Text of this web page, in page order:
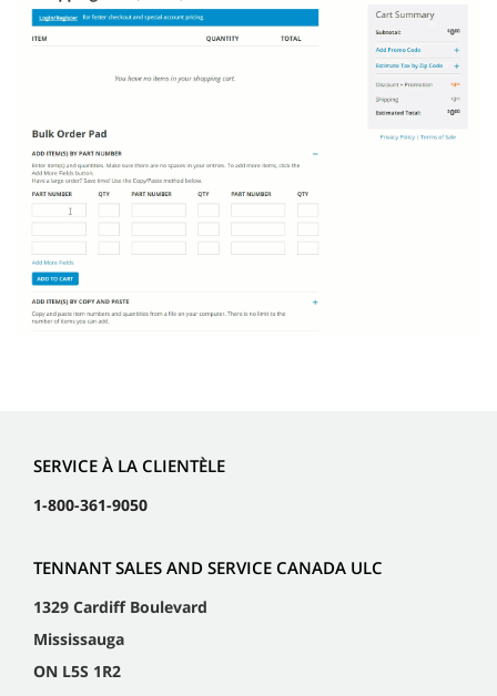
SERVICE À LA CLIENTÈLE
1-800-361-9050
TENNANT SALES AND SERVICE CANADA ULC
1329 Cardiff Boulevard
Mississauga
ON L5S 1R2